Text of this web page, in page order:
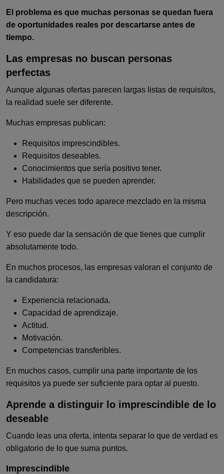
El problema es que muchas personas se quedan fuera
de oportunidades reales por descartarse antes de
tiempo.
Las empresas no buscan personas
perfectas
Aunque algunas ofertas parecen largas listas de requisitos,
la realidad suele ser diferente.
Muchas empresas publican:
Requisitos imprescindibles.
Requisitos deseables.
Conocimientos que sería positivo tener.
Habilidades que se pueden aprender.
Pero muchas veces todo aparece mezclado en la misma
descripción.
Y eso puede dar la sensación de que tienes que cumplir
absolutamente todo.
En muchos procesos, las empresas valoran el conjunto de
la candidatura:
Experiencia relacionada.
Capacidad de aprendizaje.
Actitud.
Motivación.
Competencias transferibles.
En muchos casos, cumplir una parte importante de los
requisitos ya puede ser suficiente para optar al puesto.
Aprende a distinguir lo imprescindible de lo
deseable
Cuando leas una oferta, intenta separar lo que de verdad es
obligatorio de lo que suma puntos.
Imprescindible